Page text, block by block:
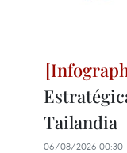
Tailandia
06/08/2026 00:30